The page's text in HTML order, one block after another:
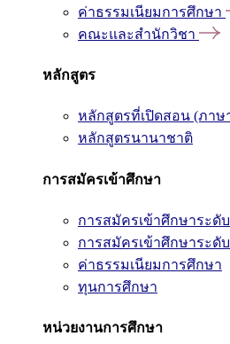
ค่าธรรมเนียมการศึกษา
คณะและสำนักวิชา
หลักสูตร
หลักสูตรที่เปิดสอน (ภาษ
หลักสูตรนานาชาติ
การสมัครเข้าศึกษา
การสมัครเข้าศึกษาระ
การสมัครเข้าศึกษาระ
ค่าธรรมเนียมการศึกษา
ทุนการศึกษา
หน่วยงานการศึกษา